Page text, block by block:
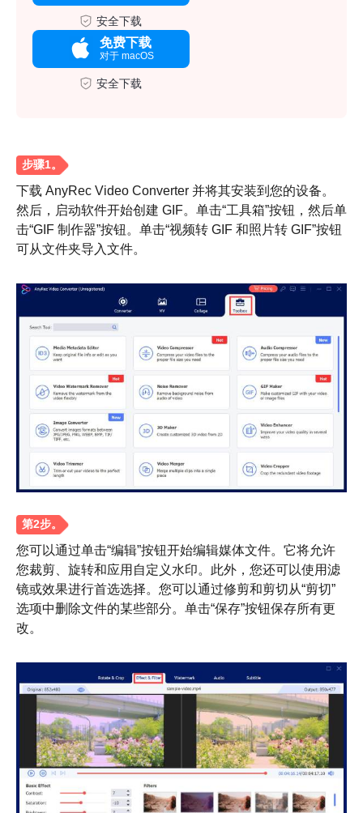
安全下载
免费下载
对于 macOS
安全下载
下载 AnyRec Video Converter 并将其安装到您的设备。
然后，启动软件开始创建 GIF。单击“工具箱”按钮，然后单
击“GIF 制作器”按钮。单击“视频转 GIF 和照片转 GIF”按钮
可从文件夹导入文件。
您可以通过单击“编辑”按钮开始编辑媒体文件。它将允许
您裁剪、旋转和应用自定义水印。此外，您还可以使用滤
镜或效果进行首选选择。您可以通过修剪和剪切从“剪切”
选项中删除文件的某些部分。单击“保存”按钮保存所有更
改。